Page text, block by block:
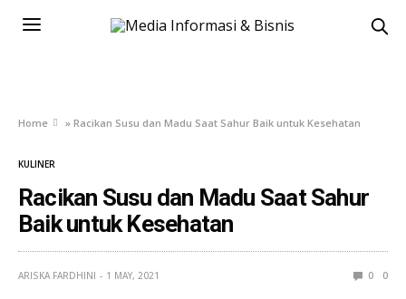
Home »Racikan Susu dan Madu Saat Sahur Baik untuk Kesehatan
KULINER
Racikan Susu dan Madu Saat Sahur
Baik untuk Kesehatan
ARISKA FARDHINI 1 MAY, 2021 0 0